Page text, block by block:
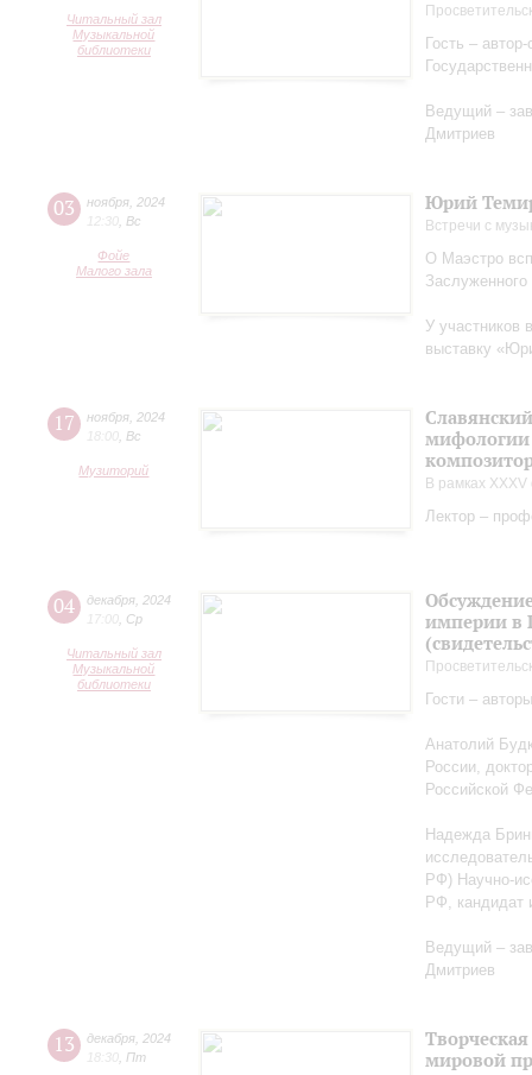
Читальный зал
Музыкальной
библиотеки
Гость –
Ведущий –
Дмитриев
03 ноября 2024
12:30 Вс
Фойе
Малого зала
Юрий
Встречи с
О Маэстро
У участников
выставку
17 ноября 2024
18:00 Вс
Музиторий
мифологии
В рамках
Лектор –
04 декабря 2024
17:00 Ср
Читальный зал
Музыкальной
библиотеки
империи в
Гости –
Анатолий
России,
Российской
Надежда
РФ) Научно-
РФ, кандидат
Ведущий –
Дмитриев
13 декабря 2024
18:30 Пт
мировой